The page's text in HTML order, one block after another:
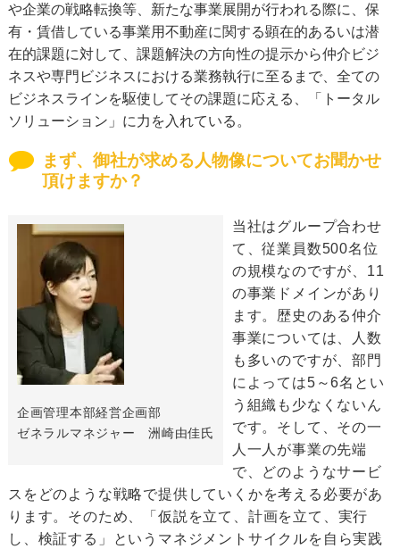
や企業の戦略転換等、新たな事業展開が行われる際に、保
有・賃借している事業用不動産に関する顕在的あるいは潜
在的課題に対して、課題解決の方向性の提示から仲介ビジ
ネスや専門ビジネスにおける業務執行に至るまで、全ての
ビジネスラインを駆使してその課題に応える、「トータル
ソリューション」に力を入れている。
まず、御社が求める人物像についてお聞かせ
頂けますか？
企画管理本部経営企画部
ゼネラルマネジャー 洲崎由佳氏
当社はグループ合わせ
て、従業員数500名位
の規模なのですが、11
の事業ドメインがあり
ます。歴史のある仲介
事業については、人数
も多いのですが、部門
によっては5～6名とい
う組織も少なくないん
です。そして、その一
人一人が事業の先端
で、どのようなサービ
スをどのような戦略で提供していくかを考える必要があ
ります。そのため、「仮説を立て、計画を立て、実行
し、検証する」というマネジメントサイクルを自ら実践